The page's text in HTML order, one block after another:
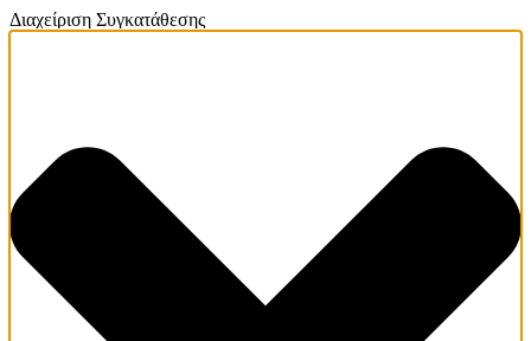
Διαχείριση Συγκατάθεσης